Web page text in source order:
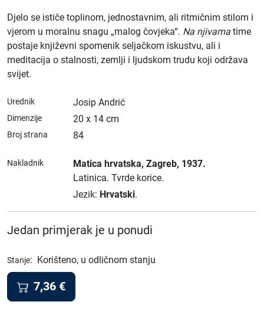
Djelo se ističe toplinom, jednostavnim, ali ritmičnim stilom i
vjerom u moralnu snagu „malog čovjeka“. Na njivama time
postaje književni spomenik seljačkom iskustvu, ali i
meditacija o stalnosti, zemlji i ljudskom trudu koji održava
svijet.
Urednik Josip Andrić
Dimenzije 20 x 14 cm
Broj strana 84
Nakladnik Matica hrvatska, Zagreb, 1937.
Latinica. Tvrde korice.
Jezik: Hrvatski.
Jedan primjerak je u ponudi
Stanje: Korišteno, u odličnom stanju
7,36 €